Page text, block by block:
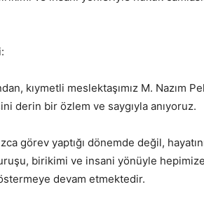
kıymetli meslektaşımız M. Nazım
derin bir özlem ve saygıyla anıyoruz.
görev yaptığı dönemde değil,
birikimi ve insani yönüyle
devam etmektedir.